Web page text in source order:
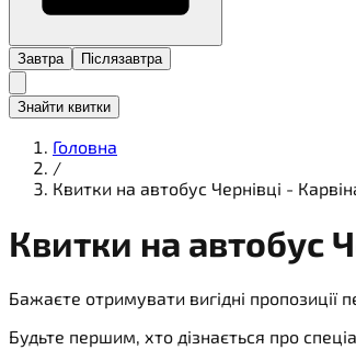
Завтра Післязавтра
Знайти квитки
Головна
/
Квитки на автобус Чернівці -
Квитки на автобус
Бажаєте отримувати вигідні
Будьте першим, хто дізнається про